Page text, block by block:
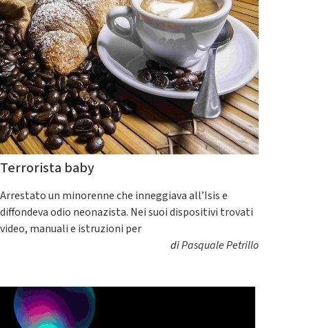
Terrorista baby
Arrestato un minorenne che inneggiava all’Isis e
diffondeva odio neonazista. Nei suoi dispositivi trovati
video, manuali e istruzioni per
diPasquale Petrillo